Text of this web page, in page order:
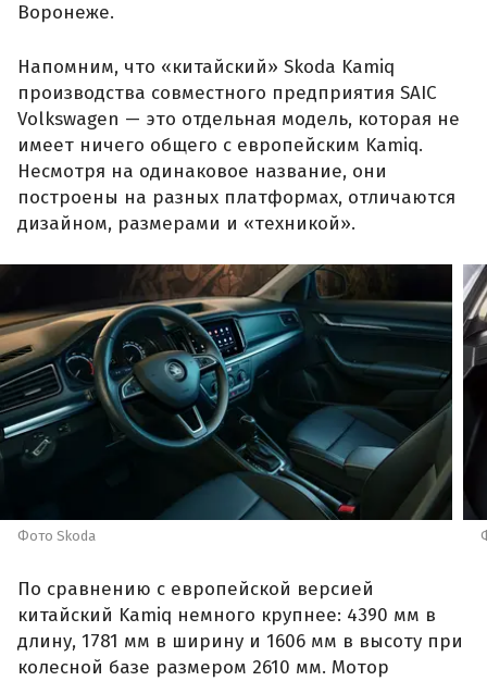
Воронеже.
Напомним, что «китайский» Skoda Kamiq
производства совместного предприятия SAIC
Volkswagen — это отдельная модель, которая не
имеет ничего общего с европейским Kamiq.
Несмотря на одинаковое название, они
построены на разных платформах, отличаются
дизайном, размерами и «техникой».
Фото Skoda
По сравнению с европейской версией
китайский Kamiq немного крупнее: 4390 мм в
длину, 1781 мм в ширину и 1606 мм в высоту при
колесной базе размером 2610 мм. Мотор